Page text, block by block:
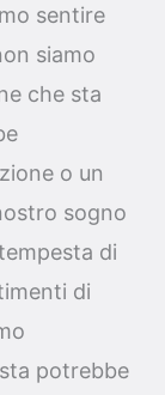
sentire
siamo
che sta
o un
sogno
di
di
potrebbe